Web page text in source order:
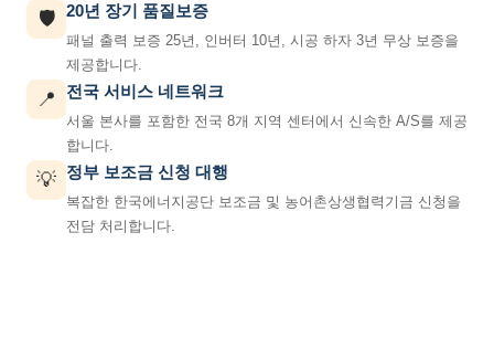
🛡️ 20년 장기 품질보증
패널 출력 보증 25년, 인버터 10년, 시공 하자 3년 무상 보증을
제공합니다.
📍 전국 서비스 네트워크
서울 본사를 포함한 전국 8개 지역 센터에서 신속한 A/S를 제공
합니다.
💡 정부 보조금 신청 대행
복잡한 한국에너지공단 보조금 및 농어촌상생협력기금 신청을
전담 처리합니다.